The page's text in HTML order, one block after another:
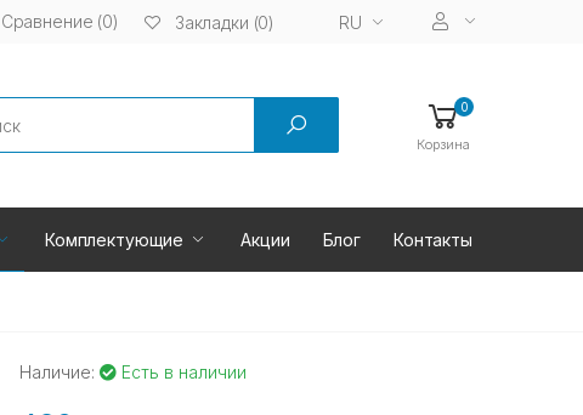
Сравнение (0) Закладки (0) RU
0
Корзина
Комплектующие Акции Блог Контакты
Наличие: Есть в наличии